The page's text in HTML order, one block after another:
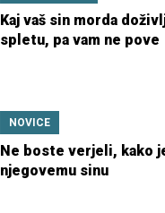
Kaj vaš sin morda
spletu, pa vam ne pove
NOVICE
Ne boste verjeli, kako
njegovemu sinu